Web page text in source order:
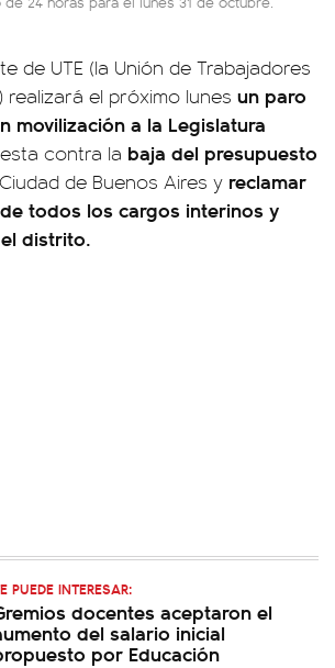
de UTE (la Unión de Trabajadores
realizará el próximo lunes un paro
movilización a la Legislatura
contra la baja del presupuesto
de Buenos Aires y reclamar
todos los cargos interinos y
distrito.
PUEDE INTERESAR:
docentes aceptaron el
del salario inicial
por Educación